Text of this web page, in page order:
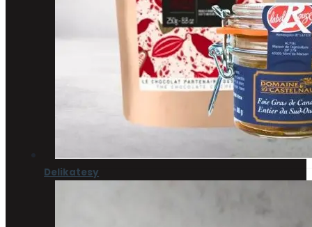
Delikatesy